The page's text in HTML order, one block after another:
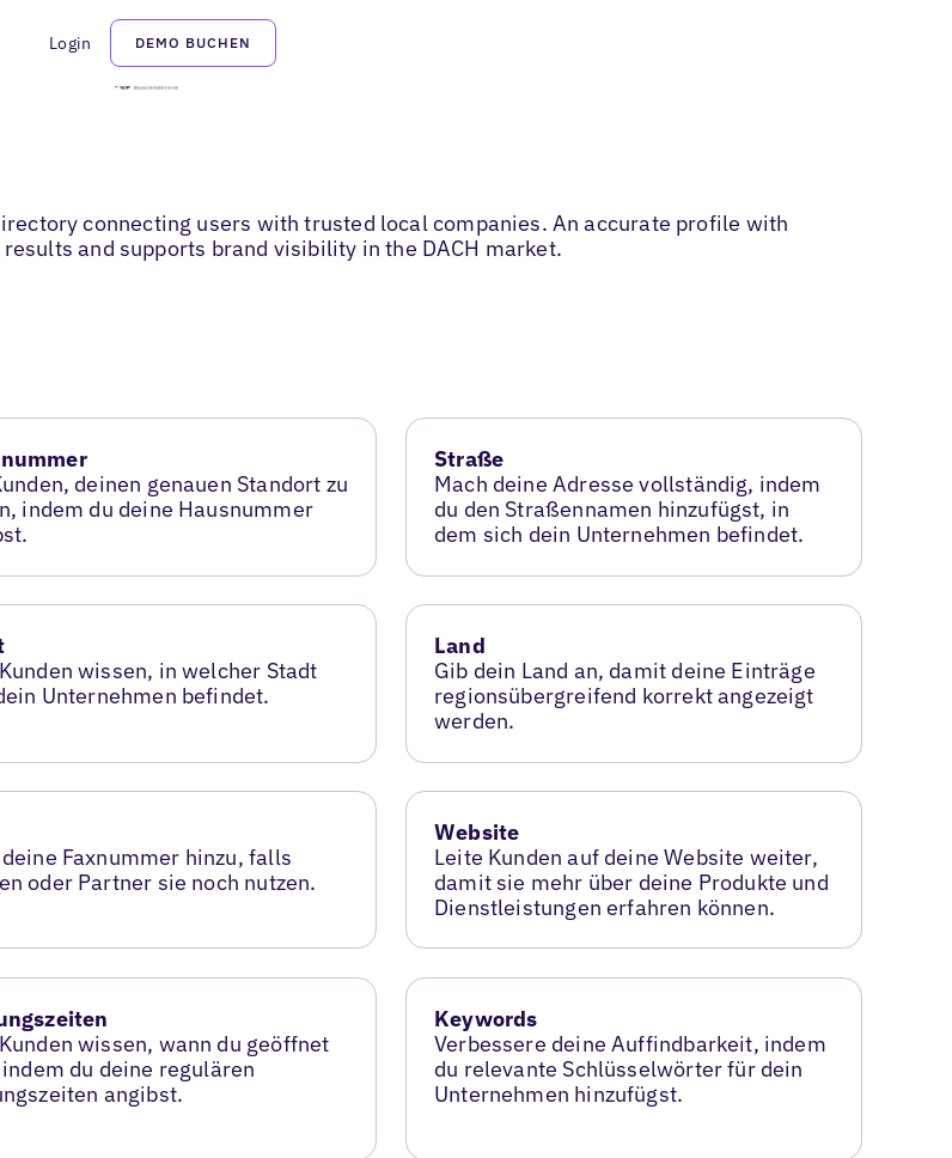
Login DEMO BUCHEN
connecting users with trusted local companies. An accurate profile with
and supports brand visibility in the DACH market.
deinen genauen Standort zu
indem du deine Hausnummer
Straße
Mach deine Adresse vollständig, indem
du den Straßennamen hinzufügst, in
dem sich dein Unternehmen befindet.
wissen, in welcher Stadt
Unternehmen befindet.
Land
Gib dein Land an, damit deine Einträge
regionsübergreifend korrekt angezeigt
werden.
Faxnummer hinzu, falls
oder Partner sie noch nutzen.
Website
Leite Kunden auf deine Website weiter,
damit sie mehr über deine Produkte und
Dienstleistungen erfahren können.
wissen, wann du geöffnet
du deine regulären
angibst.
Keywords
Verbessere deine Auffindbarkeit, indem
du relevante Schlüsselwörter für dein
Unternehmen hinzufügst.